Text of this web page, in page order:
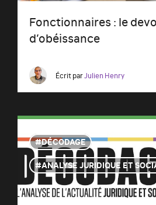
Fonctionnaires : le
d’obéissance
Écrit parJulien Henry
DÉCODAGE
ANALYSE JURIDIQUE ET